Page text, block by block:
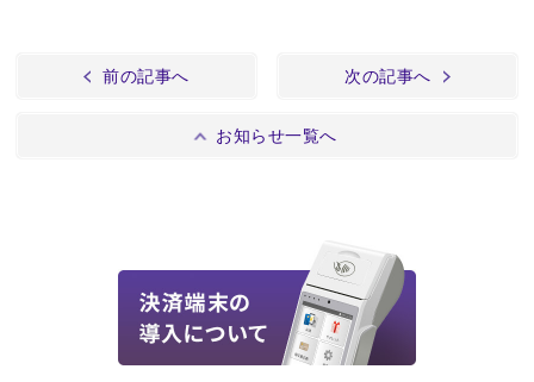
前の記事へ
お知らせ一覧へ
次の記事へ